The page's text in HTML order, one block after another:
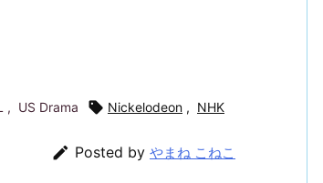
, US Drama  Nickelodeon , NHK
 Posted by やまね こねこ